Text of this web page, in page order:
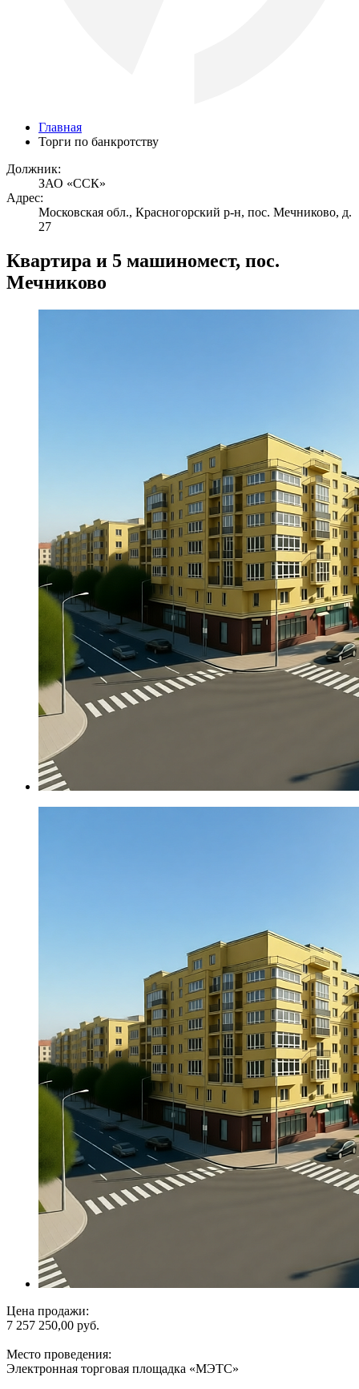
Главная
Торги по банкротству
Должник:
ЗАО «ССК»
Адрес:
Московская обл., Красногорский р-н, пос. Мечниково, д.
27
Квартира и 5 машиномест, пос.
Мечниково
Цена продажи:
7 257 250,00 руб.
Место проведения:
Электронная торговая площадка «МЭТС»